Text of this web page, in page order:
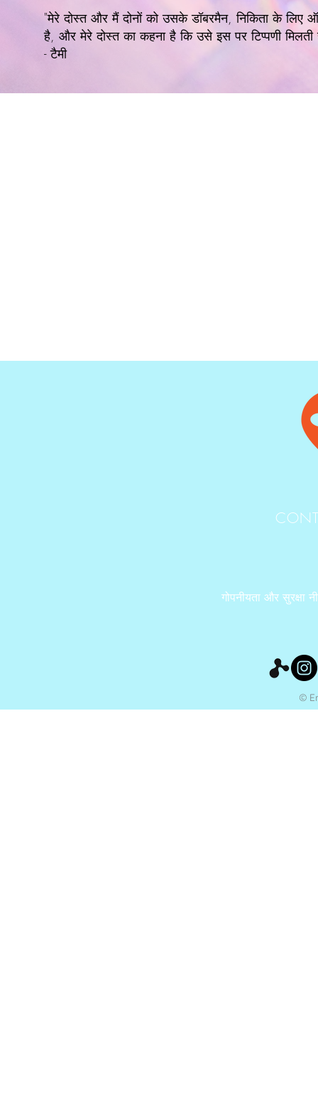
"मेरे दोस्त और मैं दोनों को उसके डॉबरमैन, निकिता के
है, और मेरे दोस्त का कहना है कि उसे इस पर टिप्पणी
- टैमी
गोपनीयता और सुरक्षा
©